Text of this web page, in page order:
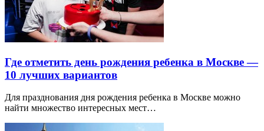
Где отметить день рождения ребенка в Москве —
10 лучших вариантов
Для празднования дня рождения ребенка в Москве можно
найти множество интересных мест…